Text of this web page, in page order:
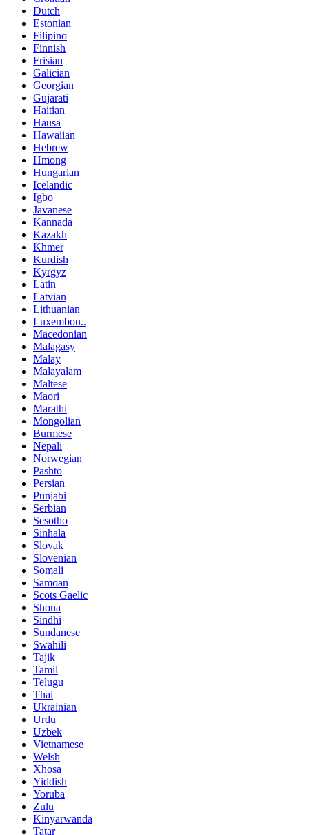
Dutch
Estonian
Filipino
Finnish
Frisian
Galician
Georgian
Gujarati
Haitian
Hausa
Hawaiian
Hebrew
Hmong
Hungarian
Icelandic
Igbo
Javanese
Kannada
Kazakh
Khmer
Kurdish
Kyrgyz
Latin
Latvian
Lithuanian
Luxembou..
Macedonian
Malagasy
Malay
Malayalam
Maltese
Maori
Marathi
Mongolian
Burmese
Nepali
Norwegian
Pashto
Persian
Punjabi
Serbian
Sesotho
Sinhala
Slovak
Slovenian
Somali
Samoan
Scots Gaelic
Shona
Sindhi
Sundanese
Swahili
Tajik
Tamil
Telugu
Thai
Ukrainian
Urdu
Uzbek
Vietnamese
Welsh
Xhosa
Yiddish
Yoruba
Zulu
Kinyarwanda
Tatar